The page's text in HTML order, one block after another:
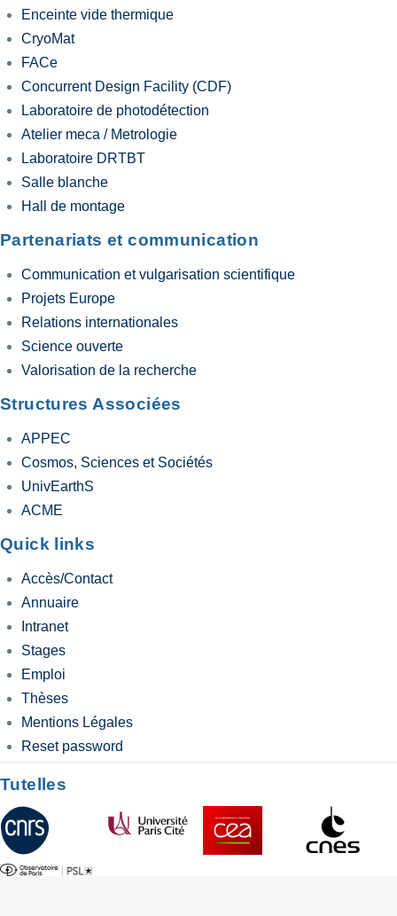
Enceinte vide thermique
CryoMat
FACe
Concurrent Design Facility (CDF)
Laboratoire de photodétection
Atelier meca / Metrologie
Laboratoire DRTBT
Salle blanche
Hall de montage
Partenariats et communication
Communication et vulgarisation scientifique
Projets Europe
Relations internationales
Science ouverte
Valorisation de la recherche
Structures Associées
APPEC
Cosmos, Sciences et Sociétés
UnivEarthS
ACME
Quick links
Accès/Contact
Annuaire
Intranet
Stages
Emploi
Thèses
Mentions Légales
Reset password
Tutelles